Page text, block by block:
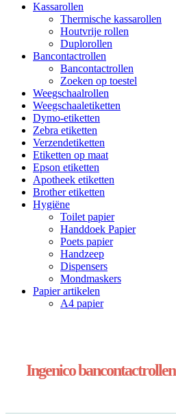
Kassarollen
Thermische kassarollen
Houtvrije rollen
Duplorollen
Bancontactrollen
Bancontactrollen
Zoeken op toestel
Weegschaalrollen
Weegschaaletiketten
Dymo-etiketten
Zebra etiketten
Verzendetiketten
Etiketten op maat
Epson etiketten
Apotheek etiketten
Brother etiketten
Hygiëne
Toilet papier
Handdoek Papier
Poets papier
Handzeep
Dispensers
Mondmaskers
Papier artikelen
A4 papier
Ingenico bancontactrollen